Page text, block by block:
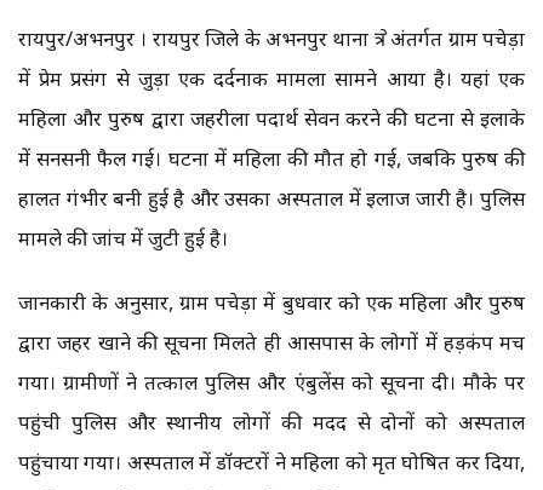
रायपुर/अभनपुर । रायपुर जिले के अभनपुर थाना क्षेत्र अंतर्गत ग्राम पचेड़ा
में प्रेम प्रसंग से जुड़ा एक दर्दनाक मामला सामने आया है। यहां एक
महिला और पुरुष द्वारा जहरीला पदार्थ सेवन करने की घटना से इलाके
में सनसनी फैल गई। घटना में महिला की मौत हो गई, जबकि पुरुष की
हालत गंभीर बनी हुई है और उसका अस्पताल में इलाज जारी है। पुलिस
मामले की जांच में जुटी हुई है।
जानकारी के अनुसार, ग्राम पचेड़ा में बुधवार को एक महिला और पुरुष
द्वारा जहर खाने की सूचना मिलते ही आसपास के लोगों में हड़कंप मच
गया। ग्रामीणों ने तत्काल पुलिस और एंबुलेंस को सूचना दी। मौके पर
पहुंची पुलिस और स्थानीय लोगों की मदद से दोनों को अस्पताल
पहुंचाया गया। अस्पताल में डॉक्टरों ने महिला को मृत घोषित कर दिया,